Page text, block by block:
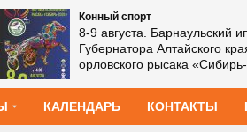
Конный спорт
8-9 августа. Барнаульский
Губернатора Алтайского
орловского рысака
КАЛЕНДАРЬ КОНТАКТЫ